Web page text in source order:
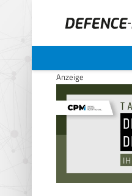
Anzeige